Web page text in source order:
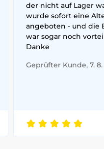
der nicht auf Lager
wurde sofort eine
angeboten - und die
war sogar noch
Danke
Geprüfter Kunde, 7. 8.